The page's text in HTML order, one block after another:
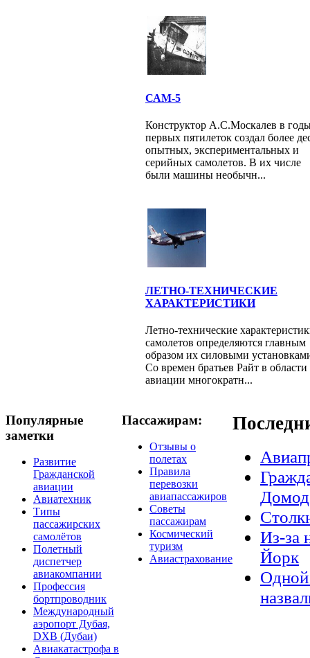
САМ-5
Конструктор А.С.Москалев в
первых пятилеток создал более
опытных, экспериментальных и
серийных самолетов. В их числе
были машины необычн...
ЛЕТНО-ТЕХНИЧЕСКИЕ
ХАРАКТЕРИСТИКИ
Летно-технические
самолетов определяются главным
образом их силовыми
Со времен братьев Райт в области
авиации многократн...
Популярные
заметки
Развитие
Гражданской
авиации
Авиатехник
Типы
пассажирских
самолётов
Полетный
диспетчер
авиакомпании
Профессия
бортпроводник
Международный
аэропорт Дубая,
DXB (Дубаи)
Авиакатастрофа в
Пассажирам:
Отзывы о
полетах
Правила
перевозки
авиапассажиров
Советы
пассажирам
Космический
туризм
Авиастрахование
Из-за
Йорк
Одной